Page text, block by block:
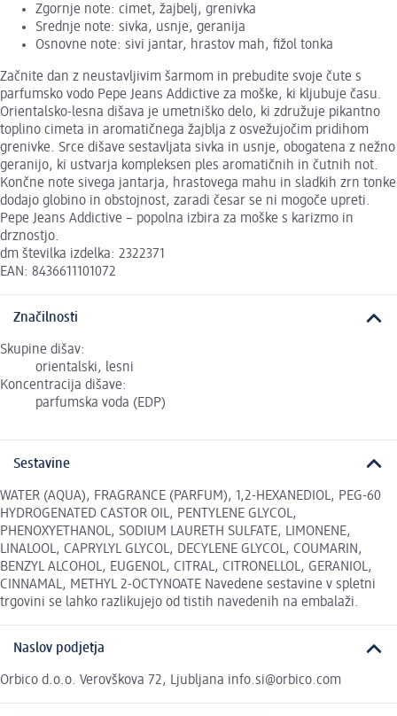
Zgornje note: cimet, žajbelj, grenivka
Srednje note: sivka, usnje, geranija
Osnovne note: sivi jantar, hrastov mah, fižol tonka
Začnite dan z neustavljivim šarmom in prebudite svoje čute s
parfumsko vodo Pepe Jeans Addictive za moške, ki kljubuje času.
Orientalsko-lesna dišava je umetniško delo, ki združuje pikantno
toplino cimeta in aromatičnega žajblja z osvežujočim pridihom
grenivke. Srce dišave sestavljata sivka in usnje, obogatena z nežno
geranijo, ki ustvarja kompleksen ples aromatičnih in čutnih not.
Končne note sivega jantarja, hrastovega mahu in sladkih zrn tonke
dodajo globino in obstojnost, zaradi česar se ni mogoče upreti.
Pepe Jeans Addictive – popolna izbira za moške s karizmo in
drznostjo.
dm številka izdelka: 2322371
EAN: 8436611101072
Značilnosti
Skupine dišav:
orientalski, lesni
Koncentracija dišave:
parfumska voda (EDP)
Sestavine
WATER (AQUA), FRAGRANCE (PARFUM), 1,2-HEXANEDIOL, PEG-60
HYDROGENATED CASTOR OIL, PENTYLENE GLYCOL,
PHENOXYETHANOL, SODIUM LAURETH SULFATE, LIMONENE,
LINALOOL, CAPRYLYL GLYCOL, DECYLENE GLYCOL, COUMARIN,
BENZYL ALCOHOL, EUGENOL, CITRAL, CITRONELLOL, GERANIOL,
CINNAMAL, METHYL 2-OCTYNOATE Navedene sestavine v spletni
trgovini se lahko razlikujejo od tistih navedenih na embalaži.
Naslov podjetja
Orbico d.o.o. Verovškova 72, Ljubljana info.si@orbico.com